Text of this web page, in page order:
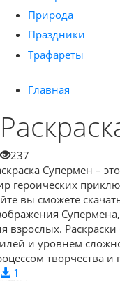
Природа
Праздники
Трафареты
Главная
237
Супермен –
героических
вы сможете
взрослых.
и уровнем
творчества и
1